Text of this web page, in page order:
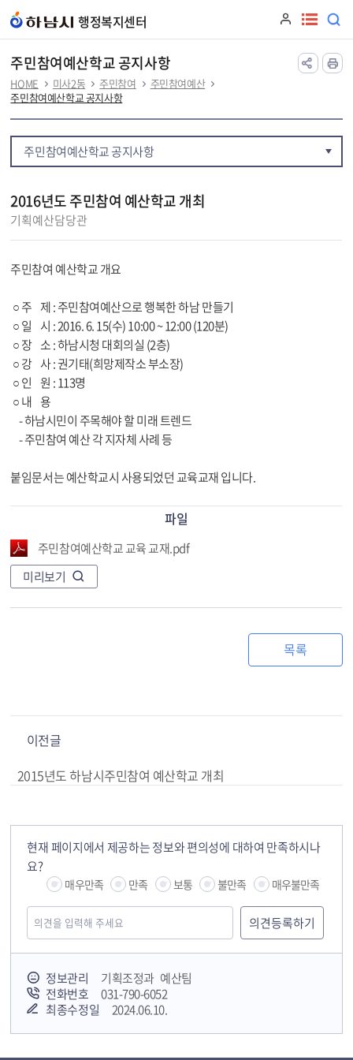
행정복지센터
주민참여예산학교 공지사항
HOME 미사2동 주민참여
주민참여예산
주민참여예산학교 공지사항
주민참여예산학교 공지사항
2016년도 주민참여 예산학교 개최
기획예산담당관
주민참여 예산학교 개요
○ 주 제 : 주민참여예산으로 행복한 하남 만들기
○ 일 시 : 2016. 6. 15(수) 10:00 ~ 12:00 (120분)
○ 장 소 : 하남시청 대회의실 (2층)
○ 강 사 : 권기태(희망제작소 부소장)
○ 인 원 : 113명
○ 내 용
- 하남시민이 주목해야 할 미래 트렌드
- 주민참여 예산 각 지자체 사례 등
붙임문서는 예산학교시 사용되었던 교육교재 입니다.
파일
주민참여예산학교 교육 교재.pdf
미리보기
목록
이전글
2015년도 하남시주민참여 예산학교 개최
현재 페이지에서 제공하는 정보와 편의성에 대하여 만족하시나
요?
매우만족 만족 보통 불만족 매우불만족
정보관리
기획조정과 예산팀
전화번호
031-790-6052
최종수정일
2024.06.10.